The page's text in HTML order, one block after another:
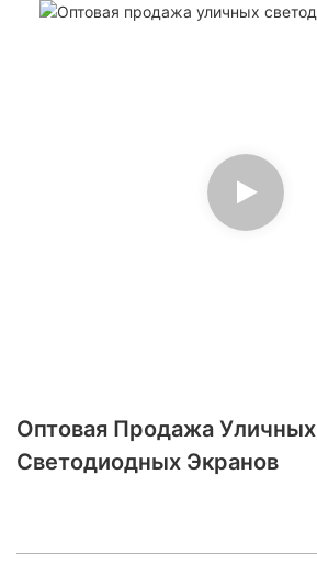
Оптовая Продажа Уличных
Светодиодных Экранов